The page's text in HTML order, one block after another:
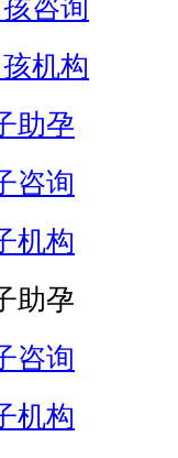
咨询
机构
助孕
咨询
机构
助孕
咨询
机构